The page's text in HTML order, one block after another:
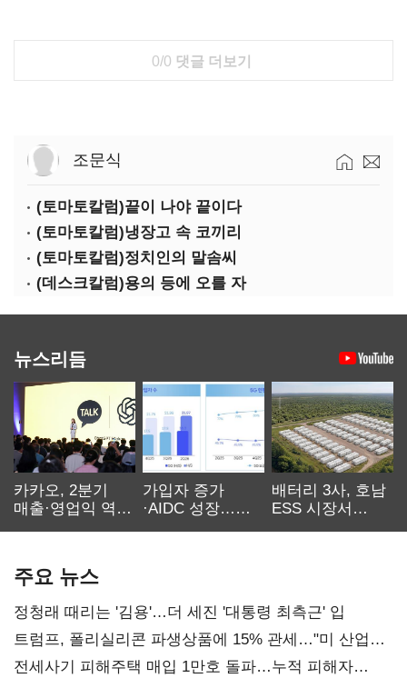
0/0 댓글 더보기
조문식
(토마토칼럼)끝이 나야 끝이다
(토마토칼럼)냉장고 속 코끼리
(토마토칼럼)정치인의 말솜씨
(데스크칼럼)용의 등에 오를 자
뉴스리듬
카카오, 2분기
매출·영업익 역대
가입자 증가
·AIDC 성장…
배터리 3사, 호남
ESS 시장서
주요 뉴스
정청래 때리는 '김용'…더 세진 '대통령 최측근' 입
트럼프, 폴리실리콘 파생상품에 15% 관세…"미 산업
재건"
전세사기 피해주택 매입 1만호 돌파…누적 피해자